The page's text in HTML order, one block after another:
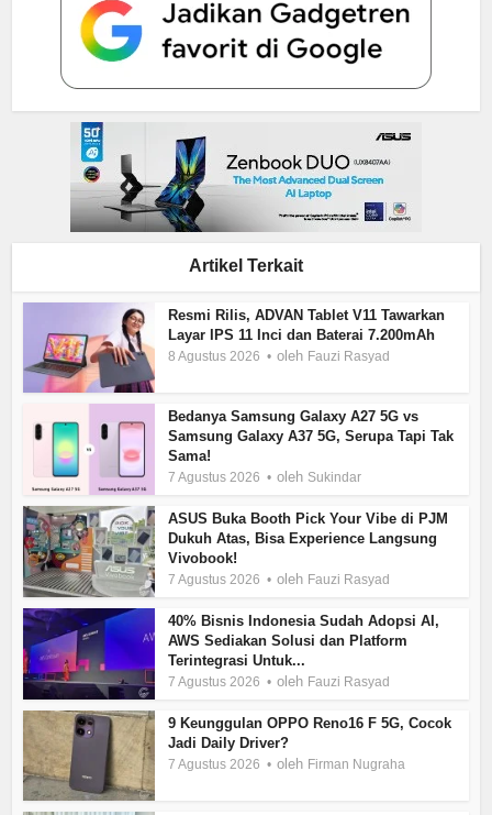
Artikel Terkait
Resmi Rilis, ADVAN Tablet V11 Tawarkan
Layar IPS 11 Inci dan Baterai 7.200mAh
8 Agustus 2026 oleh Fauzi Rasyad
Bedanya Samsung Galaxy A27 5G vs
Samsung Galaxy A37 5G, Serupa Tapi Tak
Sama!
7 Agustus 2026 oleh Sukindar
ASUS Buka Booth Pick Your Vibe di PJM
Dukuh Atas, Bisa Experience Langsung
Vivobook!
7 Agustus 2026 oleh Fauzi Rasyad
40% Bisnis Indonesia Sudah Adopsi AI,
AWS Sediakan Solusi dan Platform
Terintegrasi Untuk...
7 Agustus 2026 oleh Fauzi Rasyad
9 Keunggulan OPPO Reno16 F 5G, Cocok
Jadi Daily Driver?
7 Agustus 2026 oleh Firman Nugraha